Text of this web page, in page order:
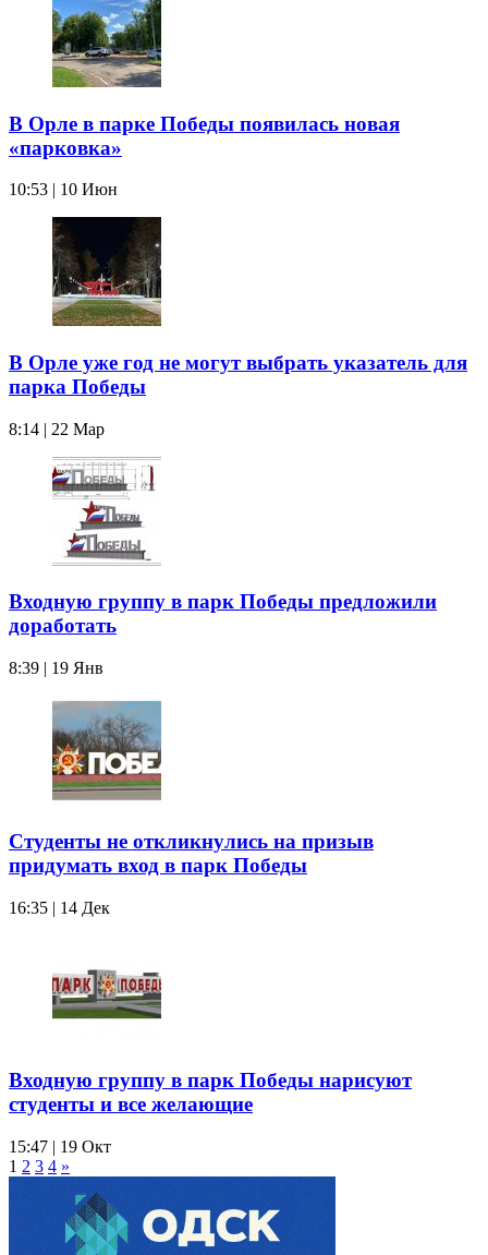
В Орле в парке Победы появилась новая
«парковка»
10:53 | 10 Июн
В Орле уже год не могут выбрать указатель для
парка Победы
8:14 | 22 Мар
Входную группу в парк Победы предложили
доработать
8:39 | 19 Янв
Студенты не откликнулись на призыв
придумать вход в парк Победы
16:35 | 14 Дек
Входную группу в парк Победы нарисуют
студенты и все желающие
15:47 | 19 Окт
1 2 3 4 »